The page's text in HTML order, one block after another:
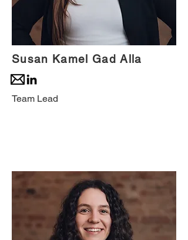
Susan Kamel Gad Alla
Team Lead